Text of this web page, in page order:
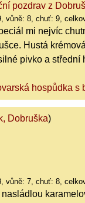
pozdrav z
vůně: 8, chuť: 9,
mi nejvíc
Hustá
pivko a střední
hospůdka s
Dobruška)
vůně: 7, chuť: 8,